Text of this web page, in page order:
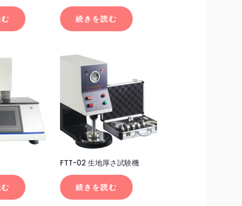
続きを読む
FTT-02 生地厚さ試験機
続きを読む